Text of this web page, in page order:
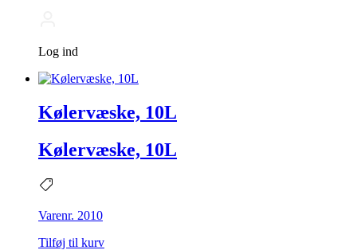
Log ind
Kølervæske, 10L
Kølervæske, 10L
Varenr. 2010
Tilføj til kurv